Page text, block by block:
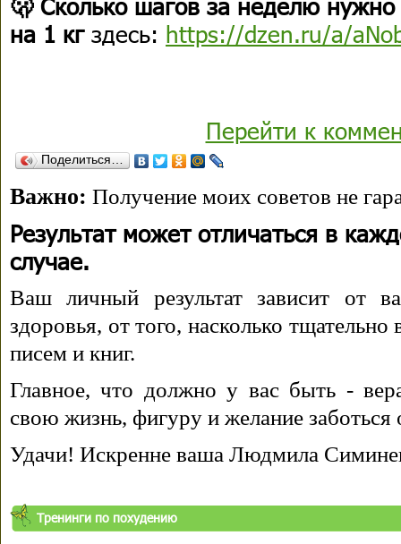
на 1 кгздесь: https://dzen.ru/a/
Перейти к
Поделиться…
Важно: Получение моих советов не
Результат может отличаться в
случае.
Ваш личный результат зависит от
здоровья, от того, насколько
писем и книг.
Главное, что должно у вас быть -
свою жизнь, фигуру и желание заботься
Удачи! Искренне ваша Людмила
Тренинги по похудению